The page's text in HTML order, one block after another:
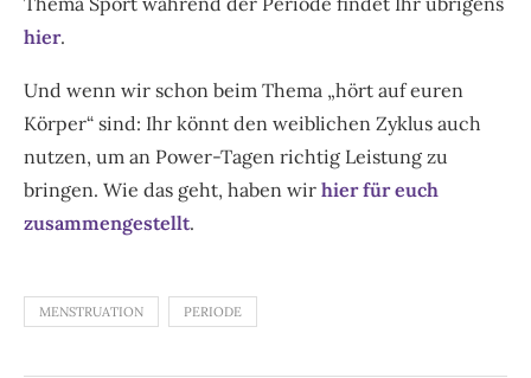
hier.
Und wenn wir schon beim Thema „hört auf euren
Körper“ sind: Ihr könnt den weiblichen Zyklus auch
nutzen, um an Power-Tagen richtig Leistung zu
bringen. Wie das geht, haben wir hier für euch
zusammengestellt.
MENSTRUATION PERIODE